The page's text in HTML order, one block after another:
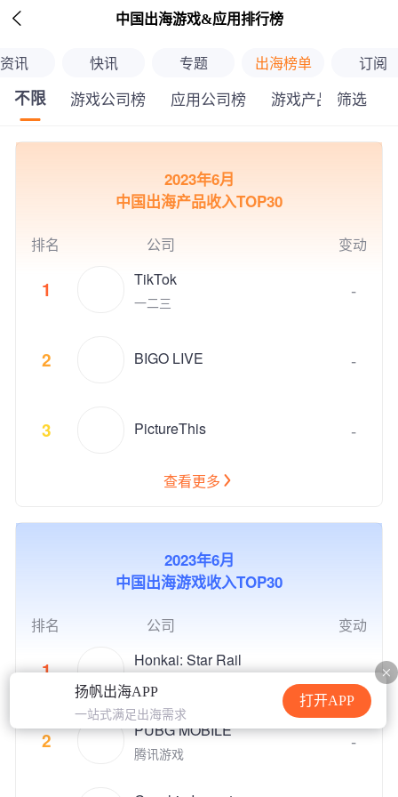
扬帆出海APP
一站式满足出海需求
打开APP
 中国出海游戏&应用排行榜
资讯 快讯 专题 出海榜单 订阅
不限 游戏公司榜 应用公司榜 游戏产品榜筛选
继续下拉刷新
2023年6月
中国出海产品收入TOP30
排名 公司 变动
1 TikTok
一二三
-
2 BIGO LIVE -
3 PictureThis -
查看更多
2023年6月
中国出海游戏收入TOP30
排名 公司 变动
1 Honkai: Star Rail
上海米哈游影铁科技有限公司
-
2 PUBG MOBILE
腾讯游戏
-